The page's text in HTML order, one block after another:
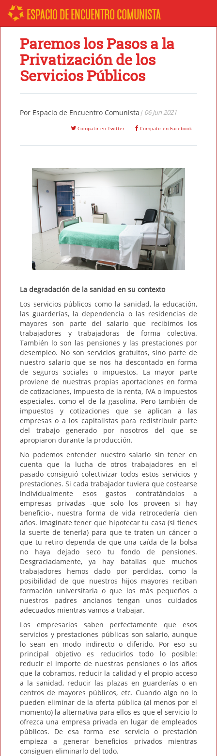
ESPACIO DE ENCUENTRO COMUNISTA
Paremos los Pasos a la
Privatización de los
Servicios Públicos
Por Espacio de Encuentro Comunista | 06 Jun 2021
Compatir en Facebook
Compatir en Twitter
La degradación de la sanidad en su contexto
Los servicios públicos como la sanidad, la educación,
las guarderías, la dependencia o las residencias de
mayores son parte del salario que recibimos los
trabajadores y trabajadoras de forma colectiva.
También lo son las pensiones y las prestaciones por
desempleo. No son servicios gratuitos, sino parte de
nuestro salario que se nos ha descontado en forma
de seguros sociales o impuestos. La mayor parte
proviene de nuestras propias aportaciones en forma
de cotizaciones, impuesto de la renta, IVA o impuestos
especiales, como el de la gasolina. Pero también de
impuestos y cotizaciones que se aplican a las
empresas o a los capitalistas para redistribuir parte
del trabajo generado por nosotros del que se
apropiaron durante la producción.
No podemos entender nuestro salario sin tener en
cuenta que la lucha de otros trabajadores en el
pasado consiguió colectivizar todos estos servicios y
prestaciones. Si cada trabajador tuviera que costearse
individualmente esos gastos contratándolos a
empresas privadas -que solo los proveen si hay
beneficio-, nuestra forma de vida retrocedería cien
años. Imagínate tener que hipotecar tu casa (si tienes
la suerte de tenerla) para que te traten un cáncer o
que tu retiro dependa de que una caída de la bolsa
no haya dejado seco tu fondo de pensiones.
Desgraciadamente, ya hay batallas que muchos
trabajadores hemos dado por perdidas, como la
posibilidad de que nuestros hijos mayores reciban
formación universitaria o que los más pequeños o
nuestros padres ancianos tengan unos cuidados
adecuados mientras vamos a trabajar.
Los empresarios saben perfectamente que esos
servicios y prestaciones públicas son salario, aunque
lo sean en modo indirecto o diferido. Por eso su
principal objetivo es reducirlos todo lo posible:
reducir el importe de nuestras pensiones o los años
que la cobramos, reducir la calidad y el propio acceso
a la sanidad, reducir las plazas en guarderías o en
centros de mayores públicos, etc. Cuando algo no lo
pueden eliminar de la oferta pública (al menos por el
momento) la alternativa para ellos es que el servicio lo
ofrezca una empresa privada en lugar de empleados
públicos. De esa forma ese servicio o prestación
empieza a generar beneficios privados mientras
consiguen eliminarlo del todo.